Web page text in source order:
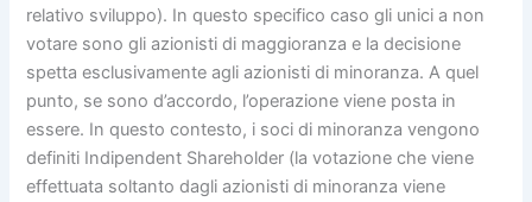
relativo sviluppo). In questo specifico caso gli unici a non
votare sono gli azionisti di maggioranza e la decisione
spetta esclusivamente agli azionisti di minoranza. A quel
punto, se sono d’accordo, l’operazione viene posta in
essere. In questo contesto, i soci di minoranza vengono
definiti Indipendent Shareholder (la votazione che viene
effettuata soltanto dagli azionisti di minoranza viene